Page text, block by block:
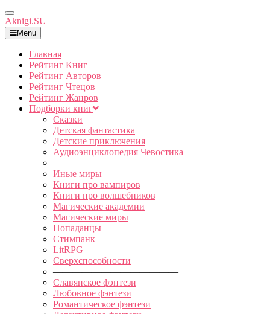
Toggle
Navigation
Aknigi.SU
Menu
Главная
Рейтинг Книг
Рейтинг Авторов
Рейтинг Чтецов
Рейтинг Жанров
Подборки книг
Сказки
Детская фантастика
Детские приключения
Аудиоэнциклопедия Чевостика
—————————————
Иные миры
Книги про вампиров
Книги про волшебников
Магические академии
Магические миры
Попаданцы
Стимпанк
LitRPG
Сверхспособности
—————————————
Славянское фэнтези
Любовное фэнтези
Романтическое фэнтези